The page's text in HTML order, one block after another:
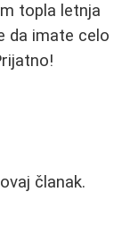
topla letnja
da imate celo
članak.